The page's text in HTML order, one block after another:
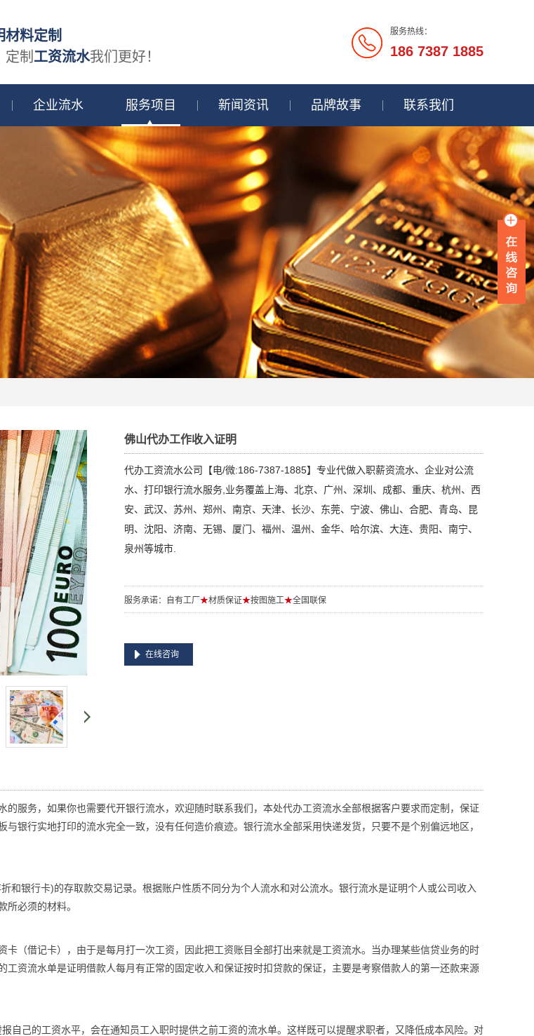
服务热线：
186 7387 1885
材料定制
定制 工资流水我们更好！
企业流水 服务项目 新闻资讯 品牌故事 联系我们
佛山代办工作收入证明
代办工资流水公司【电/微:186-7387-1885】专业代做入职薪资流水、企业对公流
水、打印银行流水服务,业务覆盖上海、北京、广州、深圳、成都、重庆、杭州、西
安、武汉、苏州、郑州、南京、天津、长沙、东莞、宁波、佛山、合肥、青岛、昆
明、沈阳、济南、无锡、厦门、福州、温州、金华、哈尔滨、大连、贵阳、南宁、
泉州等城市.
服务承诺：自有工厂 ★材质保证★按图施工★全国联保
在线咨询
的服务，如果你也需要代开银行流水，欢迎随时联系我们，本处代办工资流水全部根据客户要求而定制，保证
与银行实地打印的流水完全一致，没有任何造价痕迹。银行流水全部采用快递发货，只要不是个别偏远地区，
和银行卡)的存取款交易记录。根据账户性质不同分为个人流水和对公流水。银行流水是证明个人或公司收入
所必须的材料。
卡（借记卡），由于是每月打一次工资，因此把工资账目全部打出来就是工资流水。当办理某些信贷业务的时
工资流水单是证明借款人每月有正常的固定收入和保证按时扣贷款的保证，主要是考察借款人的第一还款来源
自己的工资水平，会在通知员工入职时提供之前工资的流水单。这样既可以提醒求职者，又降低成本风险。对